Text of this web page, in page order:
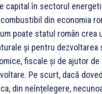
capital în sectorul
din economia
poate statul român
și pentru
fiscale și de ajutor
Pe scurt, dacă
din neînțelegere,